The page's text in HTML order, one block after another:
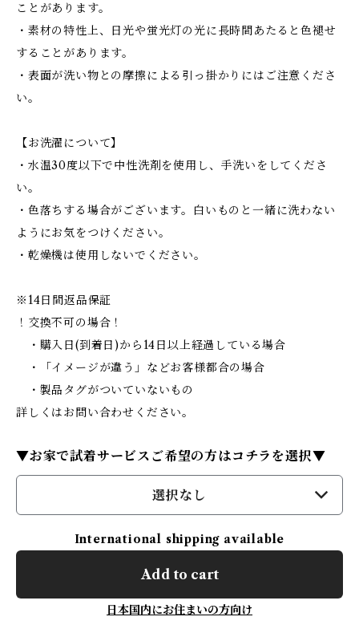
ことがあります。
・素材の特性上、日光や蛍光灯の光に長時間あたると色褪せ
することがあります。
・表面が洗い物との摩擦による引っ掛かりにはご注意くださ
い。
【お洗濯について】
・水温30度以下で中性洗剤を使用し、手洗いをしてくださ
い。
・色落ちする場合がございます。白いものと一緒に洗わない
ようにお気をつけください。
・乾燥機は使用しないでください。
※14日間返品保証
！交換不可の場合！
・購入日(到着日)から14日以上経過している場合
・「イメージが違う」などお客様都合の場合
・製品タグがついていないもの
詳しくはお問い合わせください。
▼お家で試着サービスご希望の方はコチラを選択▼
選択なし
International shipping available
Add to cart
日本国内にお住まいの方向け